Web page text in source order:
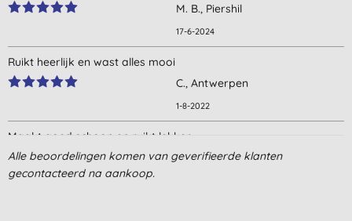
M. B., Piershil
17-6-2024
Ruikt heerlijk en wast alles mooi
C., Antwerpen
1-8-2022
Maakt goed schoon en ruikt lekker
J., Temse
Alle beoordelingen komen van geverifieerde klanten
gecontacteerd na aankoop.